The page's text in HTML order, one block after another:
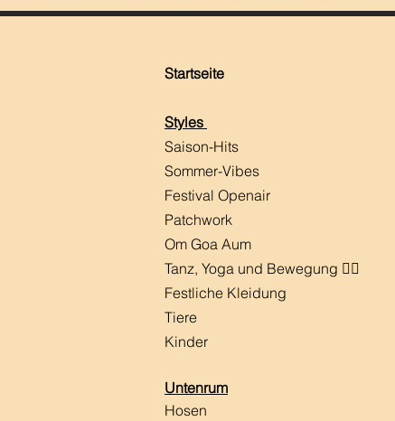
Startseite
Styles
Saison-Hits
​Sommer-Vibes
Festival Openair
Patchwork
Om Goa Aum
Tanz, Yoga und Bewegung 🧘‍♀️
Festliche Kleidung
Tiere
Kinder
Untenrum
Hosen